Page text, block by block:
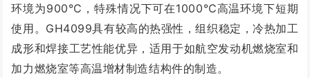
环境为900℃，特殊情况下可在1000℃高温环境下短期
使用。GH4099具有较高的热强性，组织稳定，冷热加工
成形和焊接工艺性能优异，适用于如航空发动机燃烧室和
加力燃烧室等高温增材制造结构件的制造。